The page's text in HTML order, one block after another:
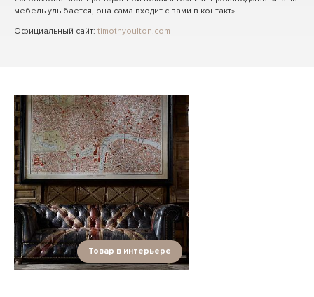
мебель улыбается, она сама входит с вами в контакт».
Официальный сайт: timothyoulton.com
Товар в интерьере